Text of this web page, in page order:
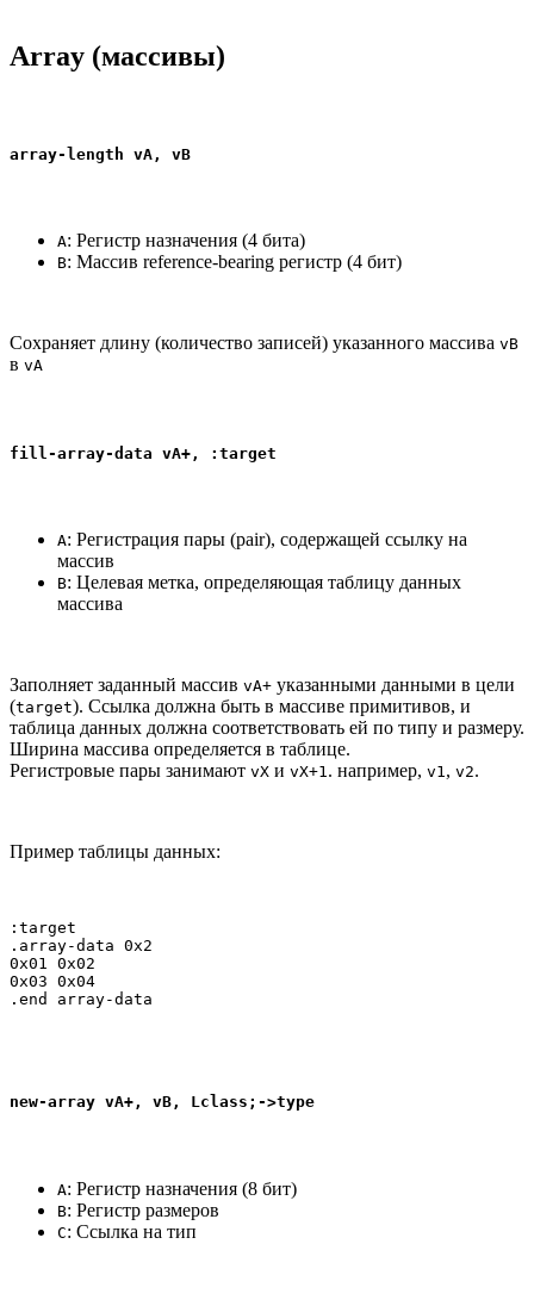
Array (массивы)
array-length vA, vB
A: Регистр назначения (4 бита)
B: Массив reference-bearing регистр (4 бит)
Сохраняет длину (количество записей) указанного массива vB
в vA
fill-array-data vA+, :target
A: Регистрация пары (pair), содержащей ссылку на
массив
B: Целевая метка, определяющая таблицу данных
массива
Заполняет заданный массив vA+ указанными данными в цели
(target). Ссылка должна быть в массиве примитивов, и
таблица данных должна соответствовать ей по типу и размеру.
Ширина массива определяется в таблице.
Регистровые пары занимают vX и vX+1. например, v1, v2.
Пример таблицы данных:
:target
.array-data 0x2
0x01 0x02
0x03 0x04
.end array-data
new-array vA+, vB, Lclass;->type
A: Регистр назначения (8 бит)
B: Регистр размеров
C: Ссылка на тип